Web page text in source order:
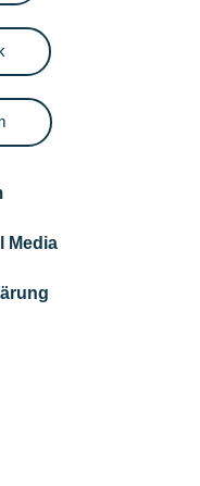
Media